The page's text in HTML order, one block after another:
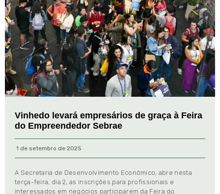
Vinhedo levará empresários de graça à Feira
do Empreendedor Sebrae
1 de setembro de 2025
A Secretaria de Desenvolvimento Econômico, abre nesta
terça-feira, dia 2, as inscrições para profissionais e
interessados em negócios participarem da Feira do